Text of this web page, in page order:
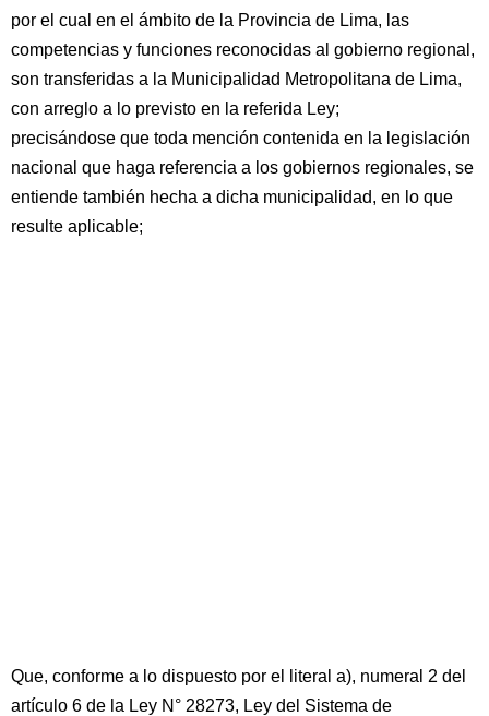
por el cual en el ámbito de la Provincia de Lima, las
competencias y funciones reconocidas al gobierno regional,
son transferidas a la Municipalidad Metropolitana de Lima,
con arreglo a lo previsto en la referida Ley;
precisándose que toda mención contenida en la legislación
nacional que haga referencia a los gobiernos regionales, se
entiende también hecha a dicha municipalidad, en lo que
resulte aplicable;
Que, conforme a lo dispuesto por el literal a), numeral 2 del
artículo 6 de la Ley N° 28273, Ley del Sistema de